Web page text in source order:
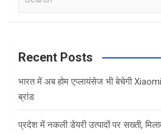
a
c
Recent Posts
भारत में अब होम एप्लायंसेज भी बेचेगी
ब्रांड
प्रदेश में नकली डेयरी उत्पादों पर सख्ती,